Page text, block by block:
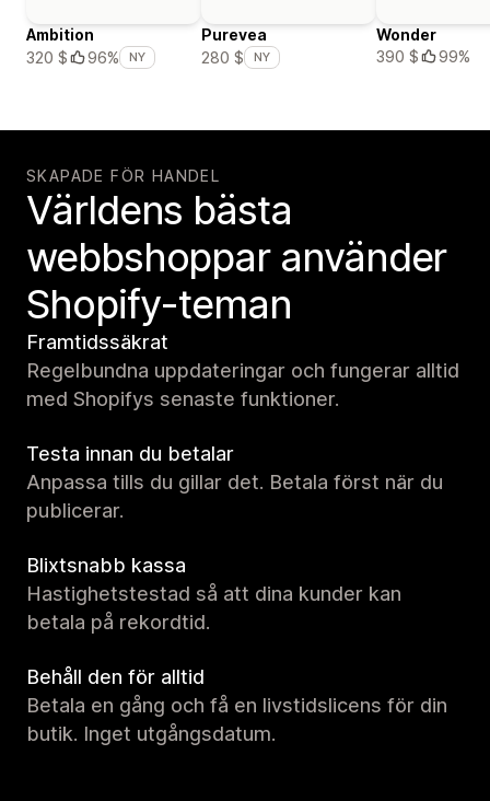
Ambition
320 $
96% NY
Purevea
280 $
NY
Wonder
390 $
99%
SKAPADE FÖR HANDEL
Världens bästa
webbshoppar använder
Shopify-teman
Framtidssäkrat
Regelbundna uppdateringar och fungerar alltid
med Shopifys senaste funktioner.
Testa innan du betalar
Anpassa tills du gillar det. Betala först när du
publicerar.
Blixtsnabb kassa
Hastighetstestad så att dina kunder kan
betala på rekordtid.
Behåll den för alltid
Betala en gång och få en livstidslicens för din
butik. Inget utgångsdatum.